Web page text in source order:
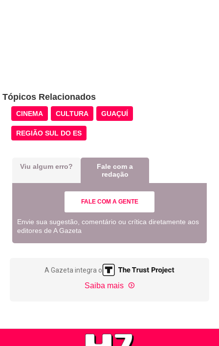
Tópicos Relacionados
CINEMA CULTURA GUAÇUÍ
REGIÃO SUL DO ES
Viu algum erro?
Fale com a
redação
FALE COM A GENTE
Envie sua sugestão, comentário ou crítica diretamente aos
editores de A Gazeta
A Gazeta integra o
Saiba mais